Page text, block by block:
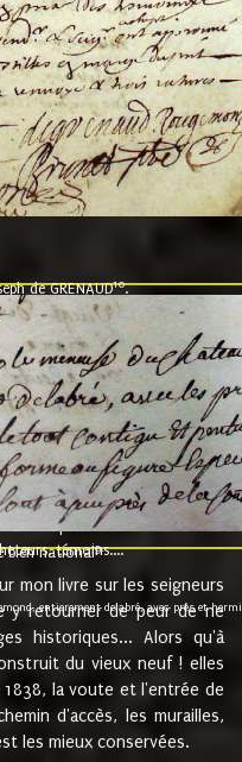
de GRENAUD10.
jour du mois de
de Moyriat chevalier baron
a monseigneur monsieur
de Bourgogne, present et
sur ses hommes, indivisables et
seigneur Baron et ses
au prix de 880 livre louis
témoins....
bien national9.
entierement delabré, avec près et
mon livre sur les seigneurs
y retourner de peur de ne
historiques... Alors qu'à
du vieux neuf ! elles
la voute et l'entrée de
d'accès, les murailles,
les mieux conservées.